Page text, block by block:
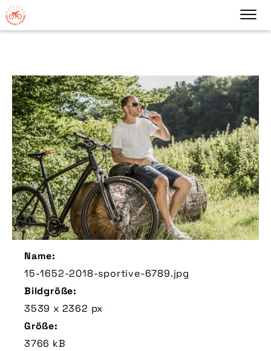
Name:
15-1652-2018-sportive-6789.jpg
Bildgröße:
3539 x 2362 px
Größe:
3766 kB